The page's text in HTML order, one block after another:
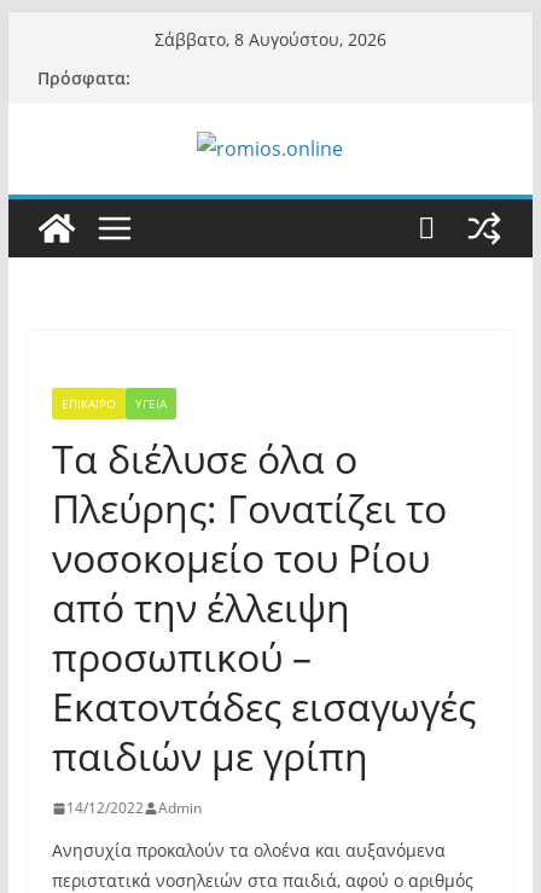
περιεχόμενο
Σάββατο, 8 Αυγούστου, 2026
Πρόσφατα:
ΕΠΙΚΑΙΡΟ ΥΓΕΙΑ
Τα διέλυσε όλα ο
Πλεύρης: Γονατίζει το
νοσοκομείο του Ρίου
από την έλλειψη
προσωπικού –
Εκατοντάδες εισαγωγές
παιδιών με γρίπη
14/12/2022 Admin
Ανησυχία προκαλούν τα ολοένα και αυξανόμενα
περιστατικά νοσηλειών στα παιδιά, αφού ο αριθμός